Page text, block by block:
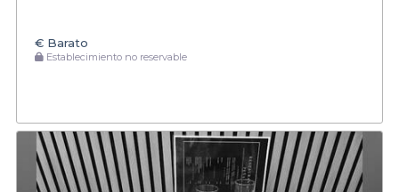
€ Barato
Establecimiento no reservable